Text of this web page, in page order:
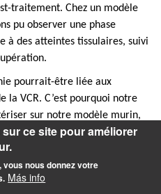
traitement. Chez un modèle
pu observer une phase
à des atteintes tissulaires, suivi
pourrait-être liée aux
la VCR. C’est pourquoi notre
sur notre modèle murin,
ses principaux métabolites
post-traitement.
et de chacun de ses
ce site pour améliorer
vous nous donnez votre
Más info